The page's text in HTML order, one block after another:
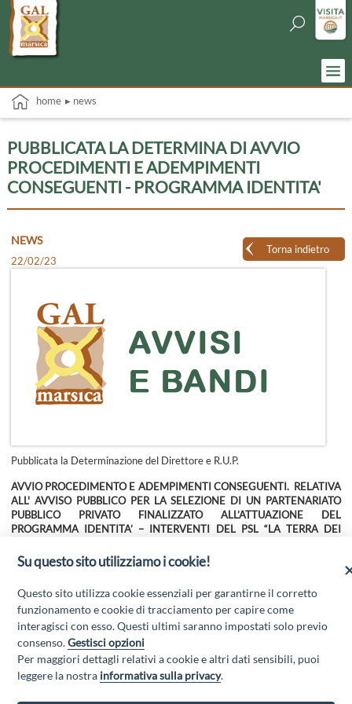
home ▸ news
PUBBLICATA LA DETERMINA DI AVVIO
PROCEDIMENTI E ADEMPIMENTI
CONSEGUENTI - PROGRAMMA IDENTITA'
Torna indietro
NEWS
22/02/23
Pubblicata la Determinazione del Direttore e R.U.P.
AVVIO PROCEDIMENTO E ADEMPIMENTI CONSEGUENTI. RELATIVA
ALL' AVVISO PUBBLICO PER LA SELEZIONE DI UN PARTENARIATO
PUBBLICO PRIVATO FINALIZZATO ALL’ATTUAZIONE DEL
PROGRAMMA IDENTITA’ – INTERVENTI DEL PSL “LA TERRA DEI
C39I23000030009
Avvisi e Bandidel presente sito web.
Su questo sito utilizziamo i cookie!
Questo sito utilizza cookie essenziali per garantirne il corretto
funzionamento e cookie di tracciamento per capire come
interagisci con esso. Questi ultimi saranno impostati solo previo
consenso.Gestisci opzioni
Per maggiori dettagli relativi a cookie e altri dati sensibili, puoi
leggere la nostra informativa sulla privacy.